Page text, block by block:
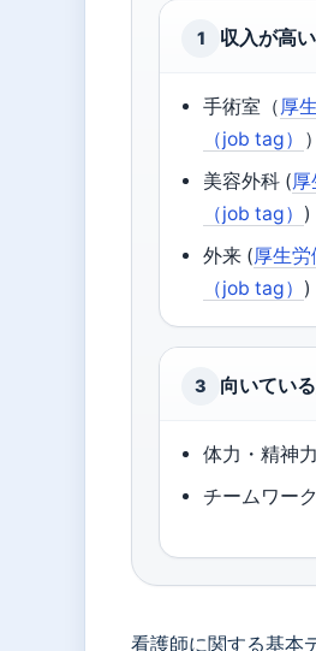
1 収入が高
手術室（厚
（job tag） ）
美容外科 (厚
（job tag） )
外来 (厚生労
（job tag） )
3 向いてい
体力・精神
チームワー
看護師に関する基本